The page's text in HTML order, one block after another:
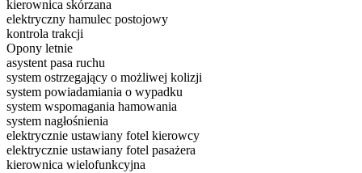
kierownica skórzana
elektryczny hamulec postojowy
kontrola trakcji
Opony letnie
asystent pasa ruchu
system ostrzegający o możliwej kolizji
system powiadamiania o wypadku
system wspomagania hamowania
system nagłośnienia
elektrycznie ustawiany fotel kierowcy
elektrycznie ustawiany fotel pasażera
kierownica wielofunkcyjna